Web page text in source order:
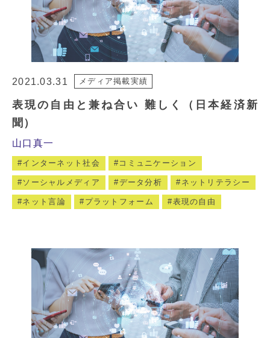
2021.03.31 メディア掲載実績
表現の自由と兼ね合い 難しく（日本経済新
聞）
山口真一
インターネット社会 コミュニケーション
ソーシャルメディア データ分析 ネットリテラシー
ネット言論 プラットフォーム 表現の自由